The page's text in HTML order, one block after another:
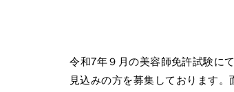
令和7年９月の美容師免許試験に
見込みの方を募集しております